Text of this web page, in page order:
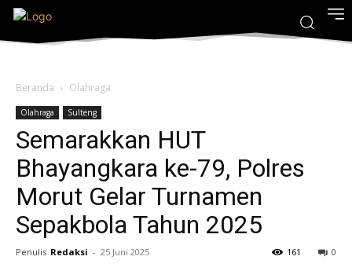
Beranda Olahraga
Olahraga Sulteng
Semarakkan HUT
Bhayangkara ke-79, Polres
Morut Gelar Turnamen
Sepakbola Tahun 2025
Penulis Redaksi - 25 Juni 2025 0
161